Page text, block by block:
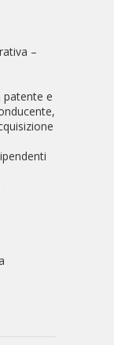
–
patente e